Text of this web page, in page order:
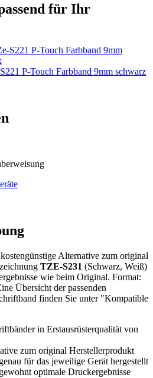
für Ihr
P-Touch Farbband 9mm schwarz
Alternative zum original
TZE-S231 (Schwarz, Weiß)
wie beim Original. Format:
Übersicht der passenden
finden Sie unter "Kompatible
in Erstausrüsterqualität von
zum original Herstellerprodukt
für das jeweilige Gerät hergestellt
optimale Druckergebnisse